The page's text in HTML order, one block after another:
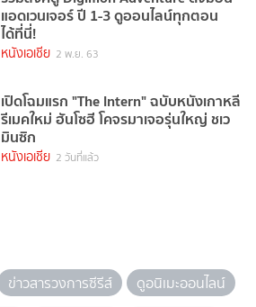
แอดเวนเจอร์ ปี 1-3 ดูออนไลน์ทุกตอน
ได้ที่นี่!
หนังเอเชีย 2 พ.ย. 63
เปิดโฉมแรก "The Intern" ฉบับหนังเกาหลี
รีเมคใหม่ ฮันโซฮี โคจรมาเจอรุ่นใหญ่ ชเว
มินซิก
หนังเอเชีย 2 วันที่แล้ว
ข่าวสารวงการซีรีส์
ดูอนิเมะออนไลน์